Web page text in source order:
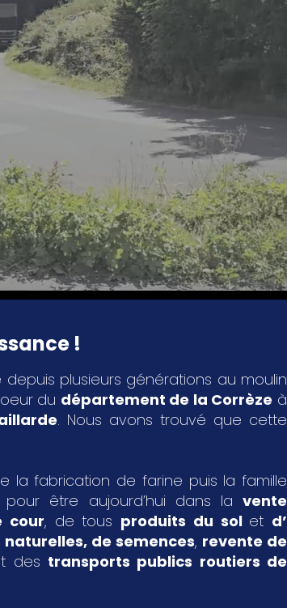
!
plusieurs générations au moulin
du département de la Corrèze à
. Nous avons trouvé que cette
la fabrication de farine puis la famille
être aujourd’hui dans la vente
cour, de tous produits du sol et d’
de semences, revente de
des transports publics routiers de